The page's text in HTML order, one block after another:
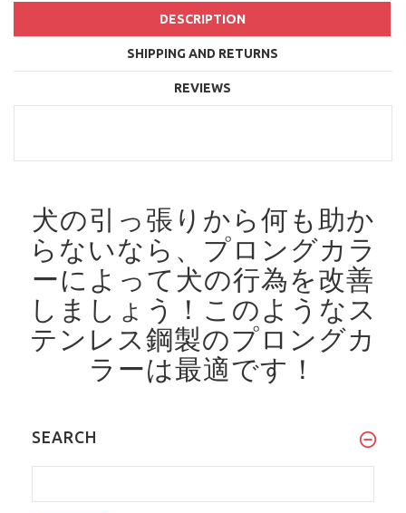
DESCRIPTION
SHIPPING AND RETURNS
REVIEWS
犬の引っ張りから何も助か
らないなら、プロングカラ
ーによって犬の行為を改善
しましょう！ このようなス
テンレス鋼製のプロングカ
ラーは最適です！
SEARCH